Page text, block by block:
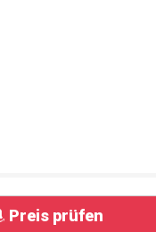
Preis prüfen